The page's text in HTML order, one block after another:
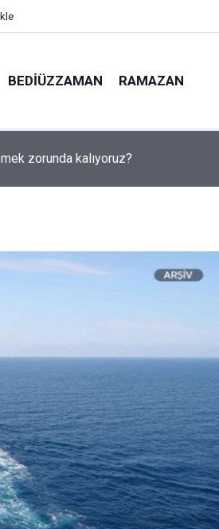
BEDIÜZZAMAN RAMAZAN
zorunda kalıyoruz?